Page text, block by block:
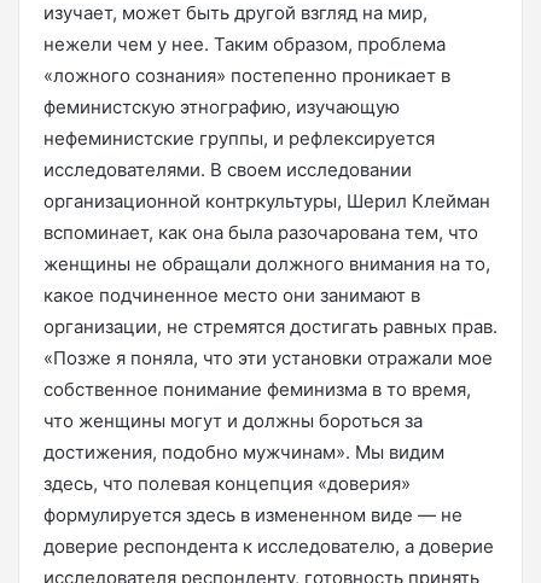
изучает, может быть другой взгляд на мир,
нежели чем у нее. Таким образом, проблема
«ложного сознания» постепенно проникает в
феминистскую этнографию, изучающую
нефеминистские группы, и рефлексируется
исследователями. В своем исследовании
организационной контркультуры, Шерил Клейман
вспоминает, как она была разочарована тем, что
женщины не обращали должного внимания на то,
какое подчиненное место они занимают в
организации, не стремятся достигать равных прав.
«Позже я поняла, что эти установки отражали мое
собственное понимание феминизма в то время,
что женщины могут и должны бороться за
достижения, подобно мужчинам». Мы видим
здесь, что полевая концепция «доверия»
формулируется здесь в измененном виде — не
доверие респондента к исследователю, а доверие
исследователя респонденту, готовность принять